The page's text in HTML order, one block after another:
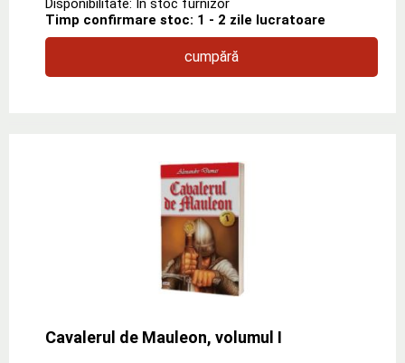
Timp confirmare stoc: 1 - 2 zile lucratoare
cumpără
Cavalerul de Mauleon, volumul I